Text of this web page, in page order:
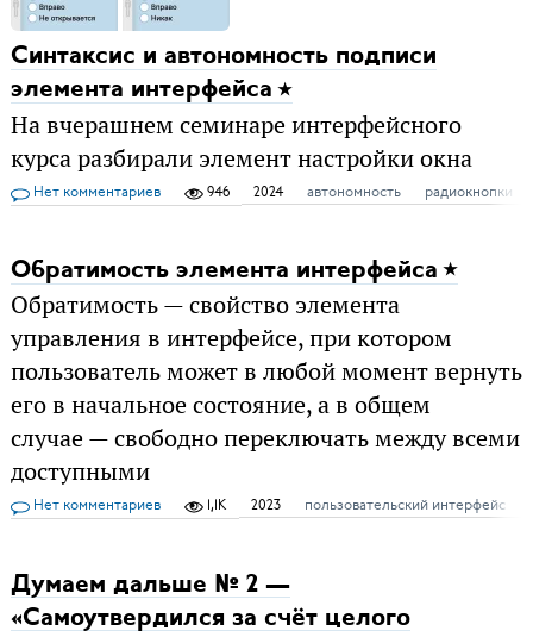
Синтаксис и автономность подписи
элемента интерфейса
На вчерашнем семинаре интерфейсного
курса разбирали элемент настройки окна
Нет комментариев 946 2024 автономность радиокнопки
Обратимость элемента интерфейса
Обратимость — свойство элемента
управления в интерфейсе, при котором
пользователь может в любой момент вернуть
его в начальное состояние, а в общем
случае — свободно переключать между всеми
доступными
Нет комментариев 1,1K 2023 пользовательский интерфейс
Думаем дальше № 2 —
«Самоутвердился за счёт целого